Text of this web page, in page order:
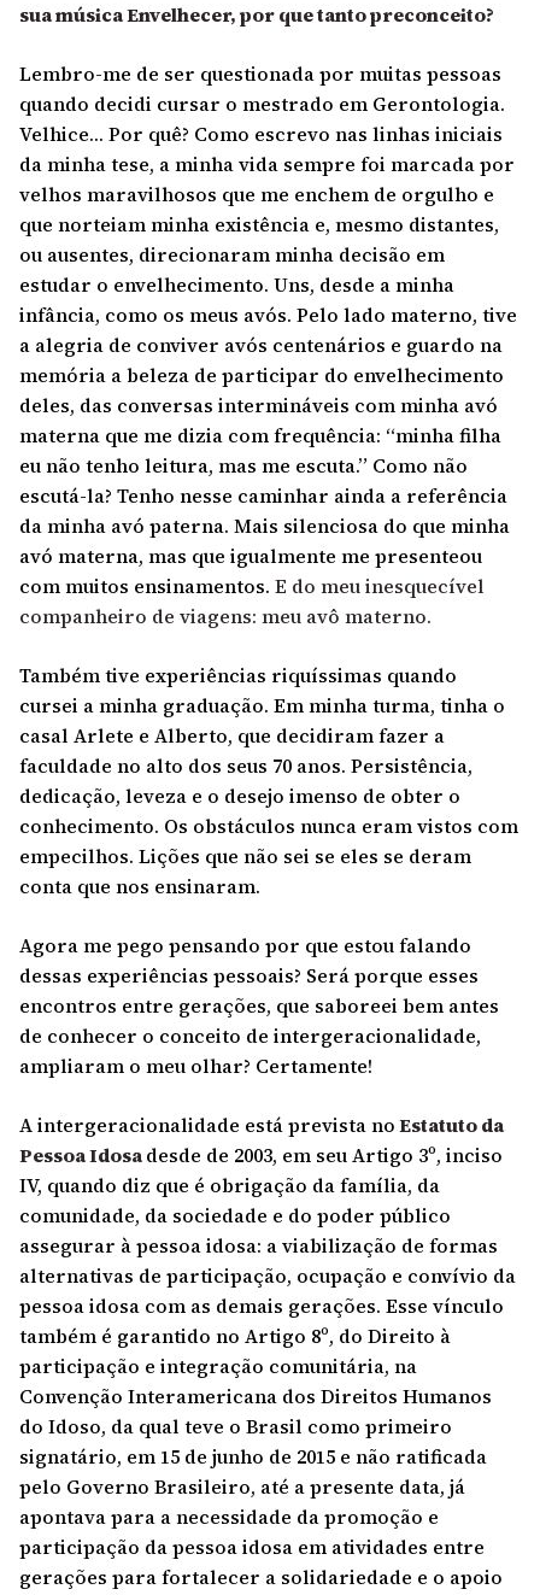
sua música Envelhecer, por que tanto preconceito?
Lembro-me de ser questionada por muitas pessoas
quando decidi cursar o mestrado em Gerontologia.
Velhice… Por quê? Como escrevo nas linhas iniciais
da minha tese, a minha vida sempre foi marcada por
velhos maravilhosos que me enchem de orgulho e
que norteiam minha existência e, mesmo distantes,
ou ausentes, direcionaram minha decisão em
estudar o envelhecimento. Uns, desde a minha
infância, como os meus avós. Pelo lado materno, tive
a alegria de conviver avós centenários e guardo na
memória a beleza de participar do envelhecimento
deles, das conversas intermináveis com minha avó
materna que me dizia com frequência: “minha filha
eu não tenho leitura, mas me escuta.” Como não
escutá-la? Tenho nesse caminhar ainda a referência
da minha avó paterna. Mais silenciosa do que minha
avó materna, mas que igualmente me presenteou
com muitos ensinamentos. E do meu inesquecível
companheiro de viagens: meu avô materno.
Também tive experiências riquíssimas quando
cursei a minha graduação. Em minha turma, tinha o
casal Arlete e Alberto, que decidiram fazer a
faculdade no alto dos seus 70 anos. Persistência,
dedicação, leveza e o desejo imenso de obter o
conhecimento. Os obstáculos nunca eram vistos com
empecilhos. Lições que não sei se eles se deram
conta que nos ensinaram.
Agora me pego pensando por que estou falando
dessas experiências pessoais? Será porque esses
encontros entre gerações, que saboreei bem antes
de conhecer o conceito de intergeracionalidade,
ampliaram o meu olhar? Certamente!
A intergeracionalidade está prevista noEstatuto da
Pessoa Idosadesde de 2003, em seu Artigo 3º, inciso
IV, quando diz que é obrigação da família, da
comunidade, da sociedade e do poder público
assegurar à pessoa idosa: a viabilização de formas
alternativas de participação, ocupação e convívio da
pessoa idosa com as demais gerações. Esse vínculo
também é garantido no Artigo 8º, do Direito à
participação e integração comunitária, na
Convenção Interamericana dos Direitos Humanos
do Idoso, da qual teve o Brasil como primeiro
signatário, em 15 de junho de 2015 e não ratificada
pelo Governo Brasileiro, até a presente data, já
apontava para a necessidade da promoção e
participação da pessoa idosa em atividades entre
gerações para fortalecer a solidariedade e o apoio